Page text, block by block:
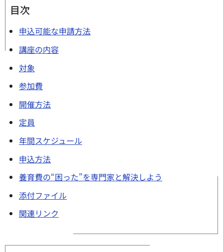
目次
申込可能な申請方法
講座の内容
対象
参加費
開催方法
定員
年間スケジュール
申込方法
養育費の“困った”を専門家と解決しよう
添付ファイル
関連リンク